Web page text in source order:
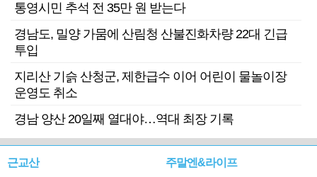
통영시민 추석 전 35만 원 받는다
경남도, 밀양 가뭄에 산림청 산불진화차량 22대 긴급
투입
지리산 기슭 산청군, 제한급수 이어 어린이 물놀이장
운영도 취소
경남 양산 20일째 열대야…역대 최장 기록
근교산 주말엔&라이프